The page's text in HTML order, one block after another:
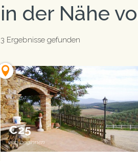
in der Nähe
3 Ergebnisse gefunden
€25
von beginnen